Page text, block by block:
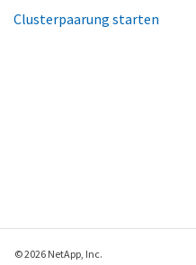
Clusterpaarung starten
© 2026 NetApp, Inc.